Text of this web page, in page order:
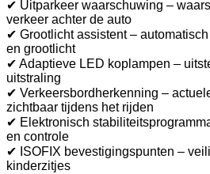
✔ Uitparkeer waarschuwing –
verkeer achter de auto
✔ Grootlicht assistent –
en grootlicht
✔ Adaptieve LED koplampen –
uitstraling
✔ Verkeersbordherkenning –
zichtbaar tijdens het rijden
✔ Elektronisch
en controle
✔ ISOFIX bevestigingspunten –
kinderzitjes